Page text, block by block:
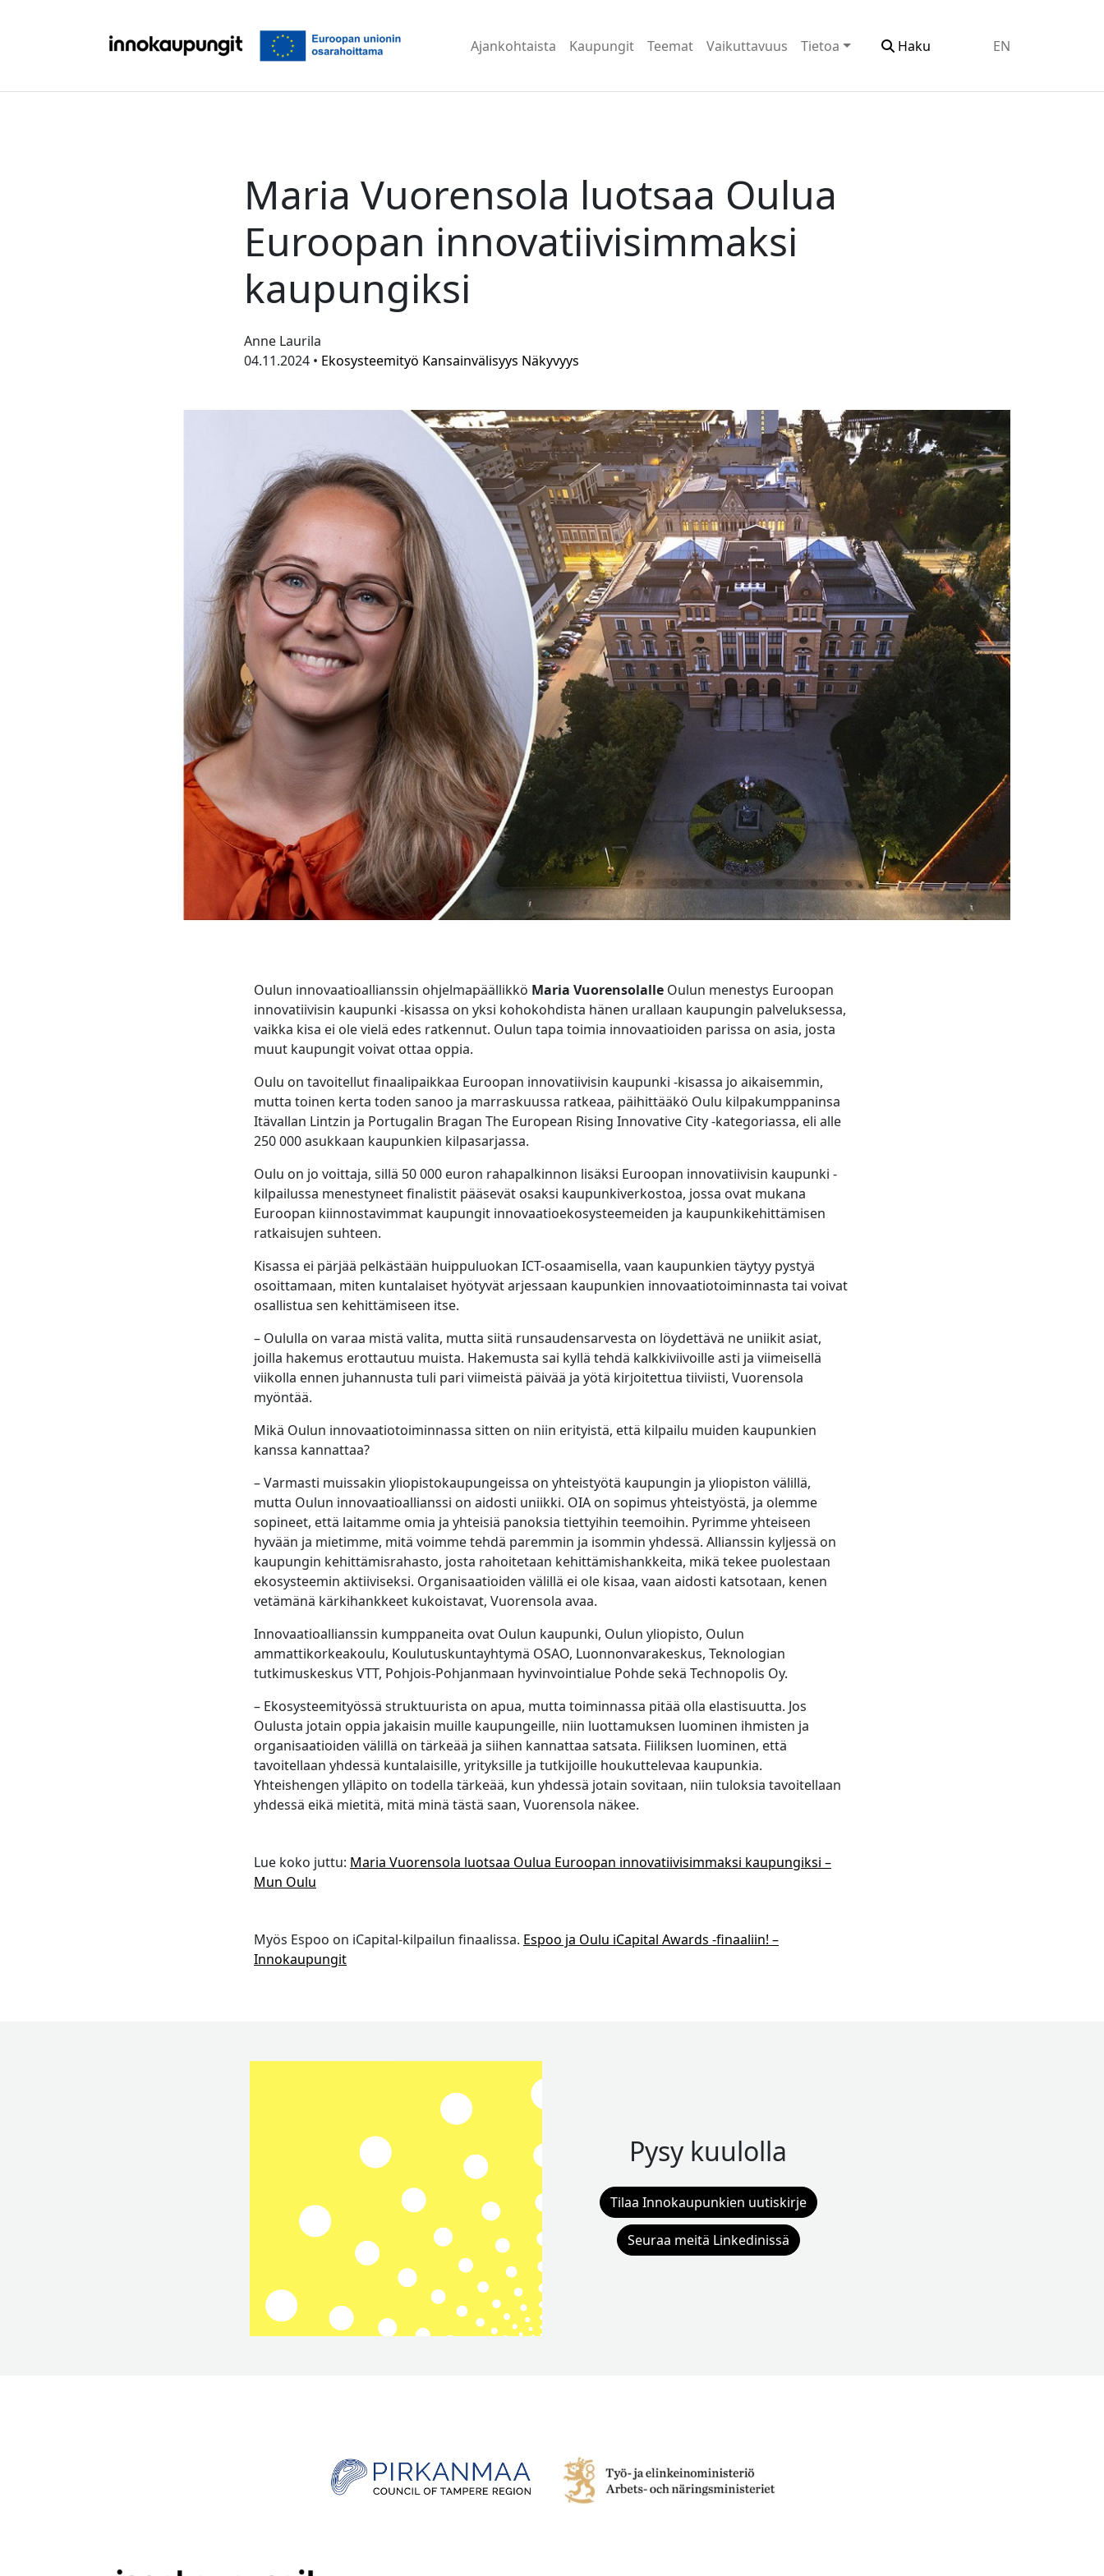
Ajankohtaista Kaupungit Teemat Vaikuttavuus Tietoa Haku EN
Maria Vuorensola luotsaa Oulua
Euroopan innovatiivisimmaksi
kaupungiksi
Anne Laurila
04.11.2024 • Ekosysteemityö Kansainvälisyys Näkyvyys
Oulun innovaatioallianssin ohjelmapäällikkö Maria Vuorensolalle Oulun menestys Euroopan
innovatiivisin kaupunki -kisassa on yksi kohokohdista hänen urallaan kaupungin palveluksessa,
vaikka kisa ei ole vielä edes ratkennut. Oulun tapa toimia innovaatioiden parissa on asia, josta
muut kaupungit voivat ottaa oppia.
Oulu on tavoitellut finaalipaikkaa Euroopan innovatiivisin kaupunki -kisassa jo aikaisemmin,
mutta toinen kerta toden sanoo ja marraskuussa ratkeaa, päihittääkö Oulu kilpakumppaninsa
Itävallan Lintzin ja Portugalin Bragan The European Rising Innovative City -kategoriassa, eli alle
250 000 asukkaan kaupunkien kilpasarjassa.
Oulu on jo voittaja, sillä 50 000 euron rahapalkinnon lisäksi Euroopan innovatiivisin kaupunki -
kilpailussa menestyneet finalistit pääsevät osaksi kaupunkiverkostoa, jossa ovat mukana
Euroopan kiinnostavimmat kaupungit innovaatioekosysteemeiden ja kaupunkikehittämisen
ratkaisujen suhteen.
Kisassa ei pärjää pelkästään huippuluokan ICT-osaamisella, vaan kaupunkien täytyy pystyä
osoittamaan, miten kuntalaiset hyötyvät arjessaan kaupunkien innovaatiotoiminnasta tai voivat
osallistua sen kehittämiseen itse.
– Oululla on varaa mistä valita, mutta siitä runsaudensarvesta on löydettävä ne uniikit asiat,
joilla hakemus erottautuu muista. Hakemusta sai kyllä tehdä kalkkiviivoille asti ja viimeisellä
viikolla ennen juhannusta tuli pari viimeistä päivää ja yötä kirjoitettua tiiviisti, Vuorensola
myöntää.
Mikä Oulun innovaatiotoiminnassa sitten on niin erityistä, että kilpailu muiden kaupunkien
kanssa kannattaa?
– Varmasti muissakin yliopistokaupungeissa on yhteistyötä kaupungin ja yliopiston välillä,
mutta Oulun innovaatioallianssi on aidosti uniikki. OIA on sopimus yhteistyöstä, ja olemme
sopineet, että laitamme omia ja yhteisiä panoksia tiettyihin teemoihin. Pyrimme yhteiseen
hyvään ja mietimme, mitä voimme tehdä paremmin ja isommin yhdessä. Allianssin kyljessä on
kaupungin kehittämisrahasto, josta rahoitetaan kehittämishankkeita, mikä tekee puolestaan
ekosysteemin aktiiviseksi. Organisaatioiden välillä ei ole kisaa, vaan aidosti katsotaan, kenen
vetämänä kärkihankkeet kukoistavat, Vuorensola avaa.
Innovaatioallianssin kumppaneita ovat Oulun kaupunki, Oulun yliopisto, Oulun
ammattikorkeakoulu, Koulutuskuntayhtymä OSAO, Luonnonvarakeskus, Teknologian
tutkimuskeskus VTT, Pohjois-Pohjanmaan hyvinvointialue Pohde sekä Technopolis Oy.
– Ekosysteemityössä struktuurista on apua, mutta toiminnassa pitää olla elastisuutta. Jos
Oulusta jotain oppia jakaisin muille kaupungeille, niin luottamuksen luominen ihmisten ja
organisaatioiden välillä on tärkeää ja siihen kannattaa satsata. Fiiliksen luominen, että
tavoitellaan yhdessä kuntalaisille, yrityksille ja tutkijoille houkuttelevaa kaupunkia.
Yhteishengen ylläpito on todella tärkeää, kun yhdessä jotain sovitaan, niin tuloksia tavoitellaan
yhdessä eikä mietitä, mitä minä tästä saan, Vuorensola näkee.
Lue koko juttu: Maria Vuorensola luotsaa Oulua Euroopan innovatiivisimmaksi kaupungiksi –
Mun Oulu
Myös Espoo on iCapital-kilpailun finaalissa. Espoo ja Oulu iCapital Awards -finaaliin! –
Innokaupungit
Pysy kuulolla
Tilaa Innokaupunkien uutiskirje
Seuraa meitä Linkedinissä